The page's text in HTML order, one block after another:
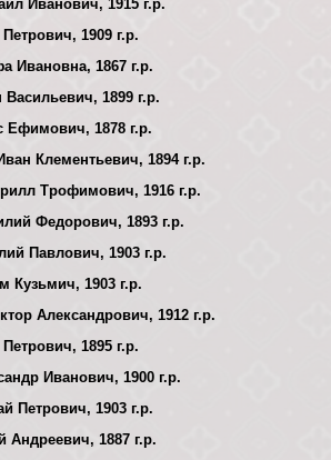
Иванович, 1915 г.р.
1909 г.р.
Ивановна, 1867 г.р.
Васильевич, 1899 г.р.
Ефимович, 1878 г.р.
Клементьевич, 1894 г.р.
Трофимович, 1916 г.р.
Федорович, 1893 г.р.
Павлович, 1903 г.р.
Кузьмич, 1903 г.р.
Александрович, 1912 г.р.
1895 г.р.
Иванович, 1900 г.р.
Петрович, 1903 г.р.
Андреевич, 1887 г.р.